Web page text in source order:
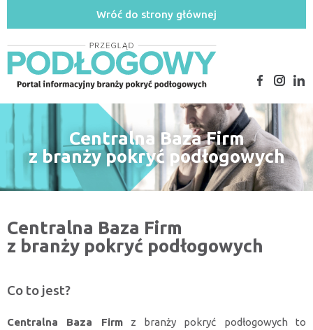
Wróć do strony głównej
Centralna Baza Firm
z branży pokryć podłogowych
Centralna Baza Firm
z branży pokryć podłogowych
Co to jest?
Centralna Baza Firmz branży pokryć podłogowych to